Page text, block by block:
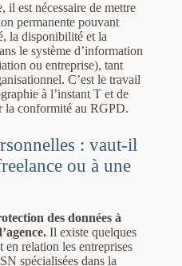
il est nécessaire de mettre
permanente pouvant
la disponibilité et la
le système d’information
ou entreprise), tant
C’est le travail
à l’instant T et de
la conformité au RGPD.
: vaut-il
ou à une
des données à
Il existe quelques
en relation les entreprises
spécialisées dans la